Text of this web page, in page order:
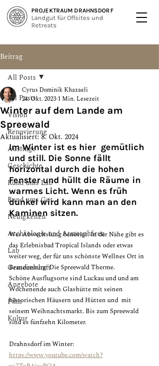
PROJEKTRAUM DRAHNSDORF
Landgut für Offsites und
Retreats
Beitrag
All Posts
Vision
Renovierung
Ausflüge
Geschichte
Rund ums Lab
Rund ums Gut
Neuigkeiten
Archäologie und Atmosphären
Lab
Gemeinschaft
Angebote
Film
Kultur
All Posts
Winter auf dem Lande am
Spreewald
Cyrus Dominik Khazaeli
24. Okt. 2023 1 Min. Lesezeit
Aktualisiert:8. Okt. 2024
Im Winter ist es hier  gemütlich
und still. Die Sonne fällt
horizontal durch die hohen
Fenster und hüllt die Räume in
warmes Licht. Wenn es früh
dunkel wird kann man an den
Kaminen sitzen.
Wer Abwechslung benötigt. In der Nähe gibt es
das Erlebnisbad Tropical Islands oder etwas
weiter weg, der für uns schönste Wellnes Ort in
Brandenburg: Die Spreewald Therme.
Schöne Ausflugsorte sind Luckau und und am
Wochenende auch Glashütte mit seinen
historischen Häusern und Hütten und  mit
seinem Weihnachtsmarkt. Bis zum Spreewald
sind es fünfzehn Kilometer.
Drahnsdorf im Winter:
https://www.youtube.com/watch?